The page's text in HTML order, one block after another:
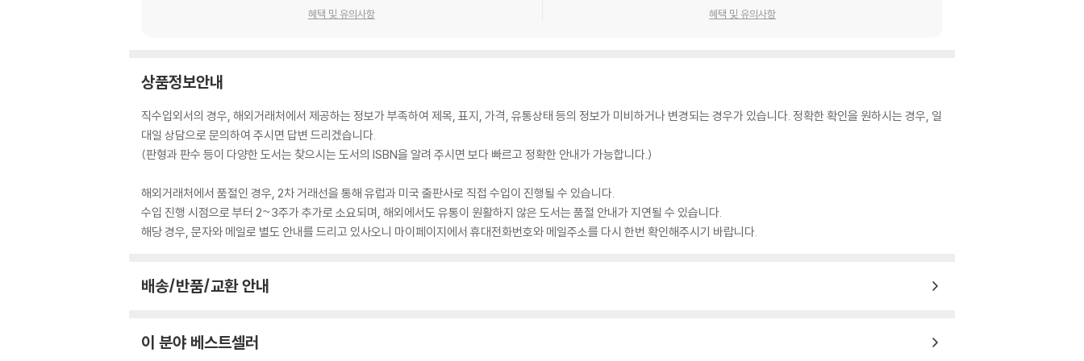
혜택 및 유의사항 혜택 및 유의사항
상품정보안내
직수입외서의 경우, 해외거래처에서 제공하는 정보가 부족하여 제목, 표지, 가격, 유통상태 등의 정보가 미비하거나 변경되는 경우가 있습니다. 정확한 확인을 원하시는 경우, 일
대일 상담으로 문의하여 주시면 답변 드리겠습니다.
(판형과 판수 등이 다양한 도서는 찾으시는 도서의 ISBN을 알려 주시면 보다 빠르고 정확한 안내가 가능합니다.)
해외거래처에서 품절인 경우, 2차 거래선을 통해 유럽과 미국 출판사로 직접 수입이 진행될 수 있습니다.
수입 진행 시점으로 부터 2~3주가 추가로 소요되며, 해외에서도 유통이 원활하지 않은 도서는 품절 안내가 지연될 수 있습니다.
해당 경우, 문자와 메일로 별도 안내를 드리고 있사오니 마이페이지에서 휴대전화번호와 메일주소를 다시 한번 확인해주시기 바랍니다.
배송/반품/교환 안내
이 분야 베스트셀러